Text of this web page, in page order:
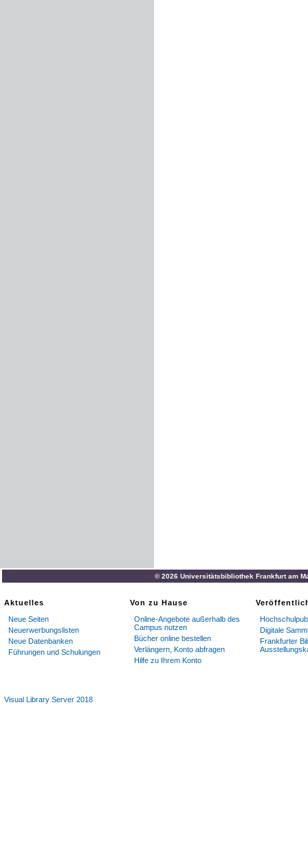
© 2026 Universitätsbibliothek Frankfurt am
Aktuelles
Neue Seiten
Neuerwerbungslisten
Neue Datenbanken
Führungen und Schulungen
Von zu Hause
Online-Angebote außerhalb des
Campus nutzen
Bücher online bestellen
Verlängern, Konto abfragen
Hilfe zu Ihrem Konto
Digitale
Frankfurter
Visual Library Server 2018